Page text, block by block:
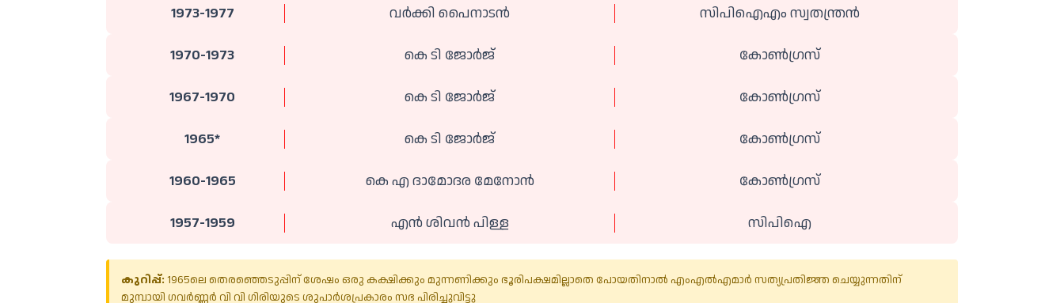
1973-1977 വർക്കി പൈനാടൻ സിപിഐഎം സ്വതന്ത്രൻ
1970-1973 കെ ടി ജോർജ് കോൺ​ഗ്രസ്
1967-1970 കെ ടി ജോർജ് കോൺ​ഗ്രസ്
1965* കെ ടി ജോർജ് കോൺ​ഗ്രസ്
1960-1965 കെ എ ദാമോദര മേനോൻ കോൺ​ഗ്രസ്
1957-1959 എൻ ശിവൻ പിള്ള സിപിഐ
കുറിപ്പ്: 1965ലെ തെരഞ്ഞെടുപ്പിന് ശേഷം ഒരു കക്ഷിക്കും മുന്നണിക്കും ഭൂരിപക്ഷമില്ലാതെ പോയതിനാൽ എംഎൽഎമാർ സത്യപ്രതിജ്ഞ ചെയ്യുന്നതിന്
മുമ്പായി ഗവർണ്ണർ വി വി ഗിരിയുടെ ശുപാർശപ്രകാരം സഭ പിരിച്ചുവിട്ടു